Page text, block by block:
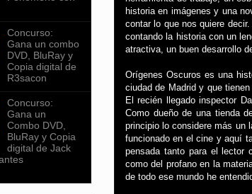
historia en imágenes y una
contar lo que nos quiere
contando la historia con un
atractiva, un buen desarrollo
Orígenes Oscuros es una
ciudad de Madrid y que
El recién llegado inspector
Como dueño de una tienda
principio lo considere más un
funcionado en el cine y aquí
pensada tanto para el lector
como del profano en la
de todo ese mundo he
Concurso:
Gana un combo
DVD, BluRay y
Copia digital de
R3sacon
Concurso:
Gana un
Combo DVD,
BluRay y Copia
digital de Jack